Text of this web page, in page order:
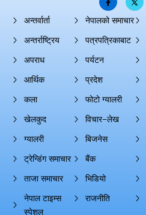
अन्तर्वार्ता
अन्तर्राष्ट्रिय
अपराध
आर्थिक
कला
खेलकुद
ग्यालरी
ट्रेन्डिंग समाचार
ताजा समाचार
नेपाल टाइम्स
स्पेशल
नेपालको समाचार
पत्रपत्रिकाबाट
पर्यटन
प्रदेश
फोटो ग्यालरी
विचार–लेख
बिजनेस
बैंक
भिडियो
राजनीति